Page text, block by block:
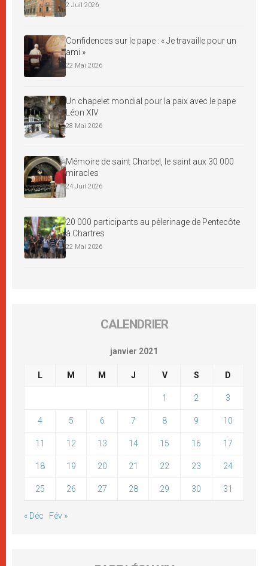
2 Juil 2026
Confidences sur le pape : « Je travaille pour un
ami »
22 Mai 2026
Un chapelet mondial pour la paix avec le pape
Léon XIV
28 Mai 2026
Mémoire de saint Charbel, le saint aux 30 000
miracles
24 Juil 2026
20 000 participants au pèlerinage de Pentecôte
à Chartres
22 Mai 2026
CALENDRIER
janvier 2021
L M M J V S D
1 2 3
4 5 6 7 8 9 10
11 12 13 14 15 16 17
18 19 20 21 22 23 24
25 26 27 28 29 30 31
« Déc Fév »